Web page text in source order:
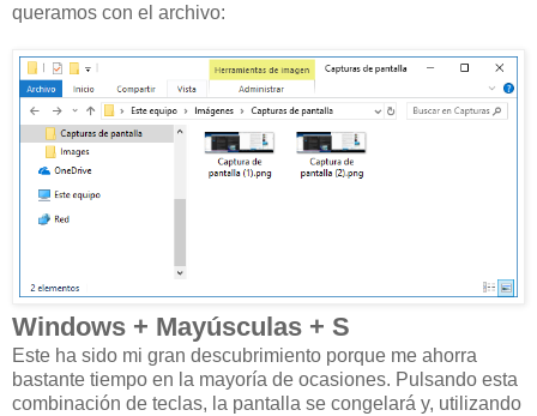
queramos con el archivo:
Windows + Mayúsculas + S
Este ha sido mi gran descubrimiento porque me ahorra
bastante tiempo en la mayoría de ocasiones. Pulsando esta
combinación de teclas, la pantalla se congelará y, utilizando